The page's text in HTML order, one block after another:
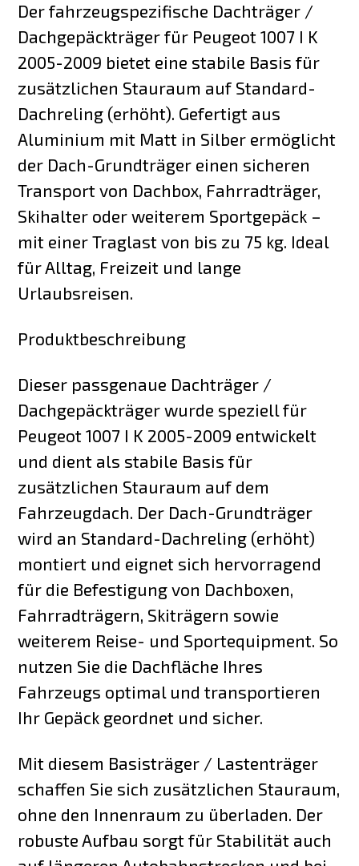
Der fahrzeugspezifische Dachträger /
Dachgepäckträger für Peugeot 1007 I K
2005-2009 bietet eine stabile Basis für
zusätzlichen Stauraum auf Standard-
Dachreling (erhöht). Gefertigt aus
Aluminium mit Matt in Silber ermöglicht
der Dach-Grundträger einen sicheren
Transport von Dachbox, Fahrradträger,
Skihalter oder weiterem Sportgepäck –
mit einer Traglast von bis zu 75 kg. Ideal
für Alltag, Freizeit und lange
Urlaubsreisen.
Produktbeschreibung
Dieser passgenaue Dachträger /
Dachgepäckträger wurde speziell für
Peugeot 1007 I K 2005-2009 entwickelt
und dient als stabile Basis für
zusätzlichen Stauraum auf dem
Fahrzeugdach. Der Dach-Grundträger
wird an Standard-Dachreling (erhöht)
montiert und eignet sich hervorragend
für die Befestigung von Dachboxen,
Fahrradträgern, Skiträgern sowie
weiterem Reise- und Sportequipment. So
nutzen Sie die Dachfläche Ihres
Fahrzeugs optimal und transportieren
Ihr Gepäck geordnet und sicher.
Mit diesem Basisträger / Lastenträger
schaffen Sie sich zusätzlichen Stauraum,
ohne den Innenraum zu überladen. Der
robuste Aufbau sorgt für Stabilität auch